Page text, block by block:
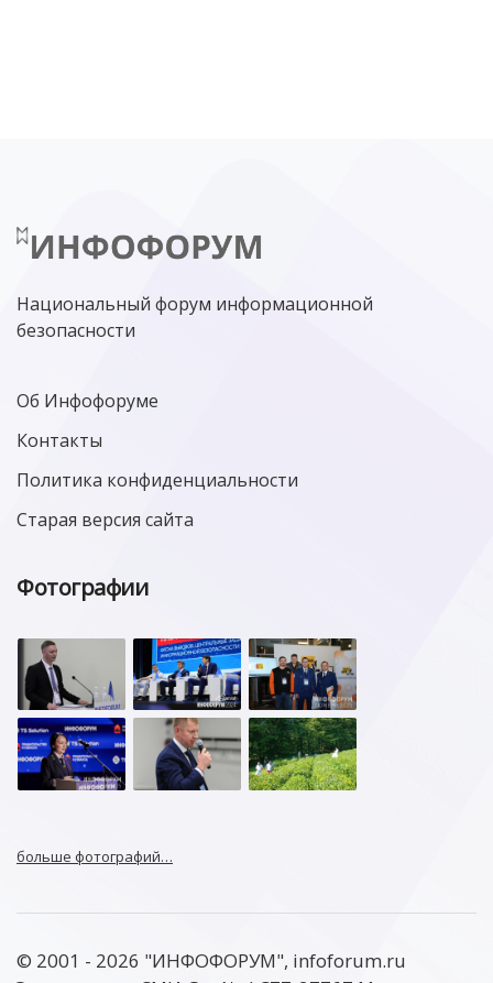
МИНЦИФРЫ РОССИИ NGFW
Национальный форум информационной
безопасности
Об Инфофоруме
Контакты
Политика конфиденциальности
Старая версия сайта
Фотографии
больше фотографий…
© 2001 - 2026 "ИНФОФОРУМ", infoforum.ru